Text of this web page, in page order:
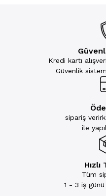
Kredi kartı
Güvenlik
sipariş
ile
Tüm
1 - 3 iş